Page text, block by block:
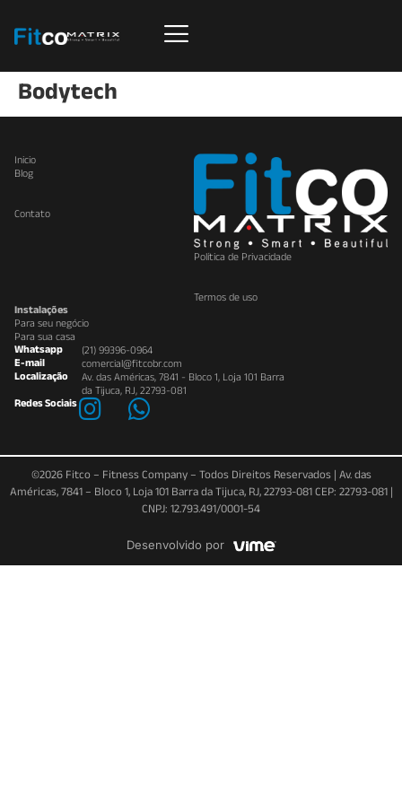
Bodytech
Inicio
Blog
Contato
Instalações
Para seu negócio
Para sua casa
Whatsapp
(21) 99396-0964
E-mail
comercial@fitcobr.com
Localização
Av. das Américas, 7841 - Bloco 1, Loja 101 Barra
da Tijuca, RJ, 22793-081
Redes Sociais
Política de Privacidade
Termos de uso
©2026 Fitco – Fitness Company – Todos Direitos Reservados | Av. das
Américas, 7841 – Bloco 1, Loja 101 Barra da Tijuca, RJ, 22793-081 CEP: 22793-081 |
CNPJ: 12.793.491/0001-54
Desenvolvido por